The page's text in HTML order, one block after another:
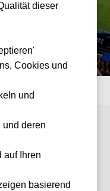
dieser
Cookies und
und
und deren
auf Ihren
basierend